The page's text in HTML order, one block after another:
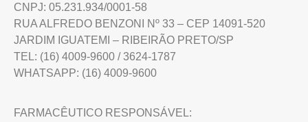
CNPJ: 05.231.934/0001-58
RUA ALFREDO BENZONI Nº 33 – CEP 14091-520
JARDIM IGUATEMI – RIBEIRÃO PRETO/SP
TEL: (16) 4009-9600 / 3624-1787
WHATSAPP: (16) 4009-9600
FARMACÊUTICO RESPONSÁVEL: